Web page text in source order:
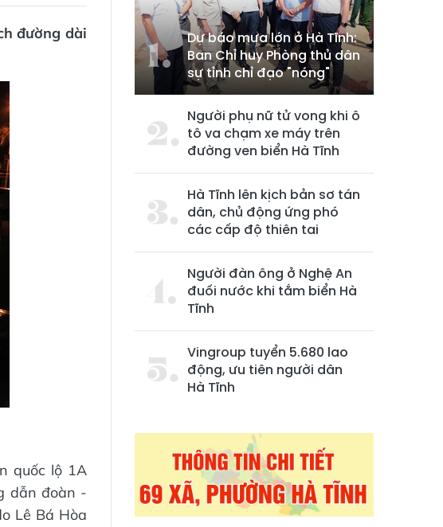
đường dài
quốc lộ 1A
dẫn đoàn -
Lê Bá Hòa
Dự báo mưa lớn ở Hà Tĩnh:
Ban Chỉ huy Phòng thủ dân
sự tỉnh chỉ đạo "nóng"
Người phụ nữ tử vong khi ô
tô va chạm xe máy trên
đường ven biển Hà Tĩnh
Hà Tĩnh lên kịch bản sơ tán
dân, chủ động ứng phó
các cấp độ thiên tai
Người đàn ông ở Nghệ An
đuối nước khi tắm biển Hà
Tĩnh
Vingroup tuyển 5.680 lao
động, ưu tiên người dân
Hà Tĩnh